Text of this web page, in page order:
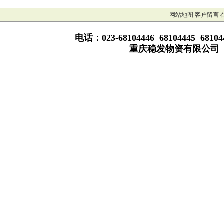
网站地图 客户留言
电话：023-68104446 68104445
重庆稳发物资有限公司